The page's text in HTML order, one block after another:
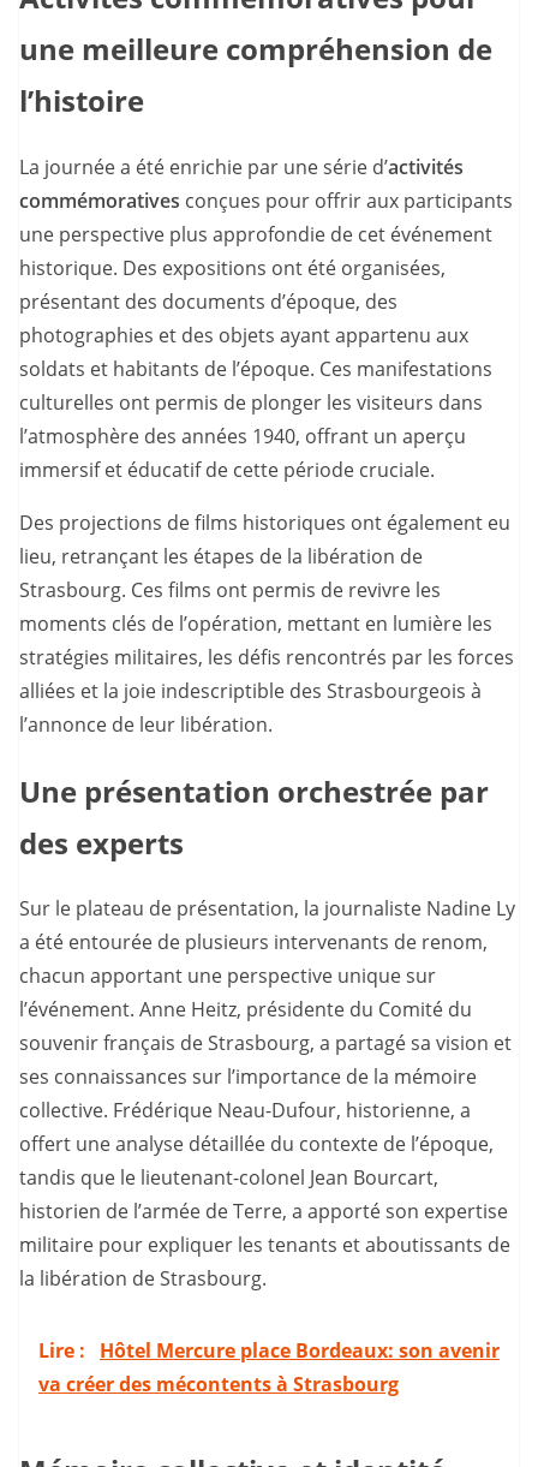
une meilleure compréhension de
l’histoire
La journée a été enrichie par une série d’activités
commémoratives conçues pour offrir aux participants
une perspective plus approfondie de cet événement
historique. Des expositions ont été organisées,
présentant des documents d’époque, des
photographies et des objets ayant appartenu aux
soldats et habitants de l’époque. Ces manifestations
culturelles ont permis de plonger les visiteurs dans
l’atmosphère des années 1940, offrant un aperçu
immersif et éducatif de cette période cruciale.
Des projections de films historiques ont également eu
lieu, retrançant les étapes de la libération de
Strasbourg. Ces films ont permis de revivre les
moments clés de l’opération, mettant en lumière les
stratégies militaires, les défis rencontrés par les forces
alliées et la joie indescriptible des Strasbourgeois à
l’annonce de leur libération.
Une présentation orchestrée par
des experts
Sur le plateau de présentation, la journaliste Nadine Ly
a été entourée de plusieurs intervenants de renom,
chacun apportant une perspective unique sur
l’événement. Anne Heitz, présidente du Comité du
souvenir français de Strasbourg, a partagé sa vision et
ses connaissances sur l’importance de la mémoire
collective. Frédérique Neau-Dufour, historienne, a
offert une analyse détaillée du contexte de l’époque,
tandis que le lieutenant-colonel Jean Bourcart,
historien de l’armée de Terre, a apporté son expertise
militaire pour expliquer les tenants et aboutissants de
la libération de Strasbourg.
Lire :
Hôtel Mercure place Bordeaux: son avenir
va créer des mécontents à Strasbourg